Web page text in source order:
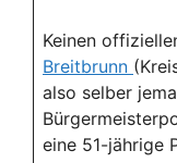
Keinen
Breitbrunn
also selber
eine 51-jährige